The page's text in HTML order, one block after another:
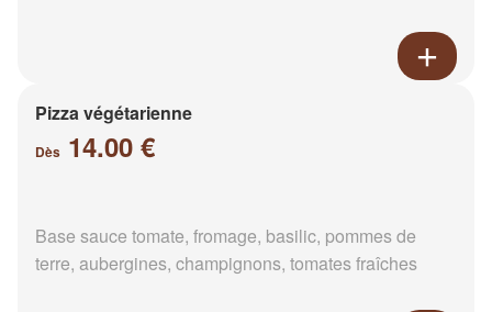
Pizza végétarienne
Dès 14.00 €
Base sauce tomate, fromage, basilic, pommes de
terre, aubergines, champignons, tomates fraîches